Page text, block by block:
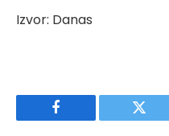
Izvor: Danas
Facebook